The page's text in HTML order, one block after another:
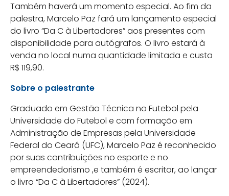
Também haverá um momento especial. Ao fim da
palestra, Marcelo Paz fará um lançamento especial
do livro “Da C à Libertadores” aos presentes com
disponibilidade para autógrafos. O livro estará à
venda no local numa quantidade limitada e custa
R$ 119,90.
Sobre o palestrante
Graduado em Gestão Técnica no Futebol pela
Universidade do Futebol e com formação em
Administração de Empresas pela Universidade
Federal do Ceará (UFC), Marcelo Paz é reconhecido
por suas contribuições no esporte e no
empreendedorismo ,e também é escritor, ao lançar
o livro “Da C à Libertadores” (2024).